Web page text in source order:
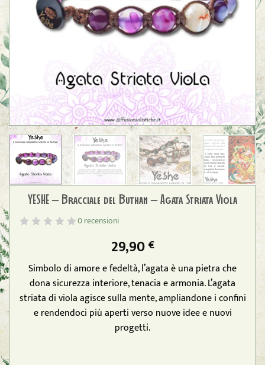
YESHE – Bracciale del Buthan – Agata Striata Viola
0 recensioni
29,90 €
Simbolo di amore e fedeltà, l’agata è una pietra che
dona sicurezza interiore, tenacia e armonia. L’agata
striata di viola agisce sulla mente, ampliandone i confini
e rendendoci più aperti verso nuove idee e nuovi
progetti.